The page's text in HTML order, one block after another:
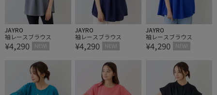
JAYRO
袖レースブラウス
¥4,290 NEW!
JAYRO
袖レースブラウス
¥4,290 NEW!
JAYRO
袖レースブラウス
¥4,290 NEW!